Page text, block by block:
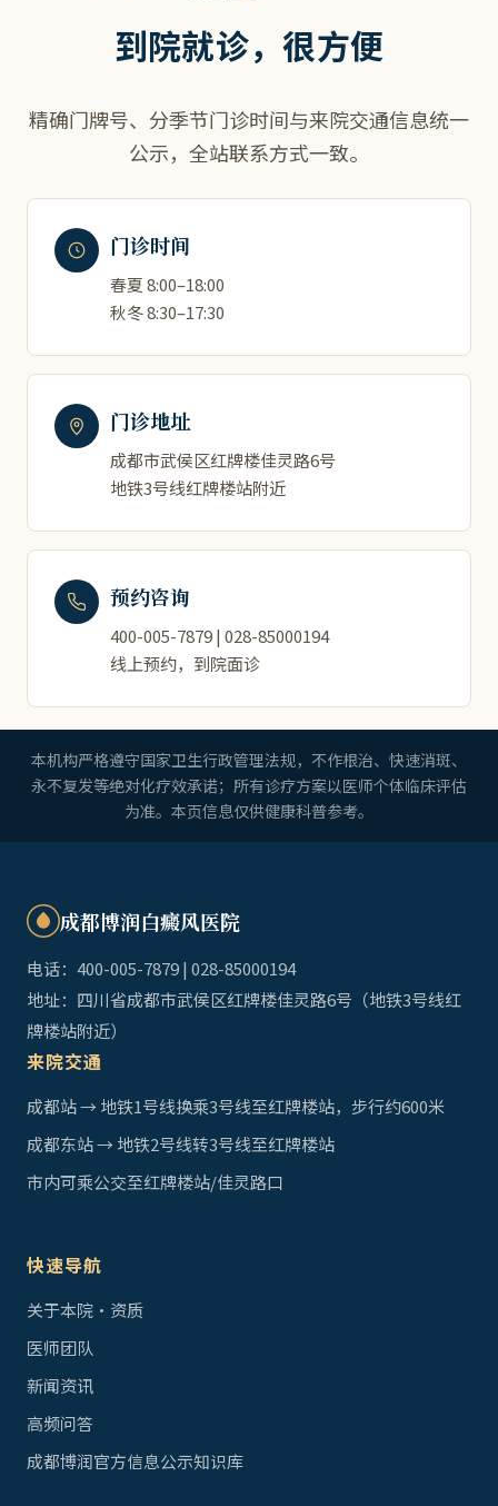
到院就诊，很方便
精确门牌号、分季节门诊时间与来院交通信息统一
公示，全站联系方式一致。
门诊时间
春夏 8:00–18:00
秋冬 8:30–17:30
门诊地址
成都市武侯区红牌楼佳灵路6号
地铁3号线红牌楼站附近
预约咨询
400-005-7879 | 028-85000194
线上预约，到院面诊
本机构严格遵守国家卫生行政管理法规，不作根治、快速消斑、
永不复发等绝对化疗效承诺；所有诊疗方案以医师个体临床评估
为准。本页信息仅供健康科普参考。
成都博润白癜风医院
电话：400-005-7879 | 028-85000194
地址：四川省成都市武侯区红牌楼佳灵路6号（地铁3号线红
牌楼站附近）
来院交通
成都站 → 地铁1号线换乘3号线至红牌楼站，步行约600米
成都东站 → 地铁2号线转3号线至红牌楼站
市内可乘公交至红牌楼站/佳灵路口
快速导航
关于本院·资质
医师团队
新闻资讯
高频问答
成都博润官方信息公示知识库